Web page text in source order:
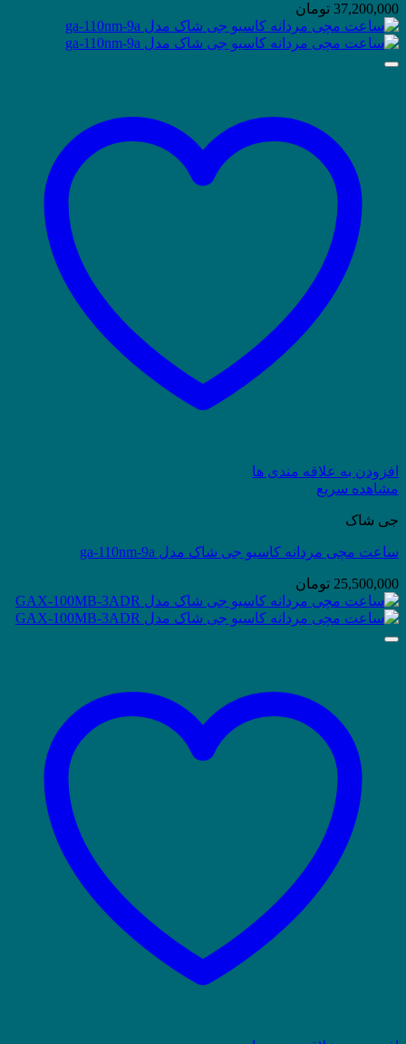
37,200,000 تومان
افزودن به علاقه مندی ها
مشاهده سریع
جی شاک
ساعت مچی مردانه کاسیو جی شاک مدل ga-110nm-9a
25,500,000 تومان